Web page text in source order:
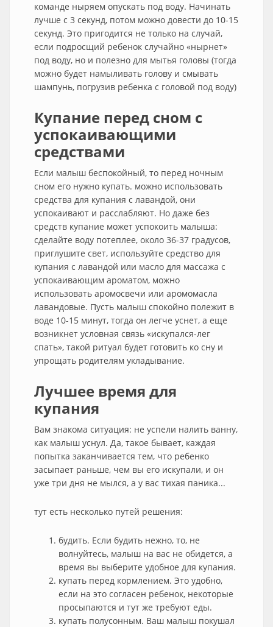
команде ныряем опускать под воду. Начинать
лучше с 3 секунд, потом можно довести до 10-15
секунд. Это пригодится не только на случай,
если подросщий ребенок случайно «нырнет»
под воду, но и полезно для мытья головы (тогда
можно будет намыливать голову и смывать
шампунь, погрузив ребенка с головой под воду)
Купание перед сном с
успокаивающими
средствами
Если малыш беспокойный, то перед ночным
сном его нужно купать. можно использовать
средства для купания с лавандой, они
успокаивают и расслабляют. Но даже без
средств купание может успокоить малыша:
сделайте воду потеплее, около 36-37 градусов,
приглушите свет, используйте средство для
купания с лавандой или масло для массажа с
успокаивающим ароматом, можно
использовать аромосвечи или аромомасла
лавандовые. Пусть малыш спокойно полежит в
воде 10-15 минут, тогда он легче уснет, а еще
возникнет условная связь «искупался-лег
спать», такой ритуал будет готовить ко сну и
упрощать родителям укладывание.
Лучшее время для
купания
Вам знакома ситуация: не успели налить ванну,
как малыш уснул. Да, такое бывает, каждая
попытка заканчивается тем, что ребенко
засыпает раньше, чем вы его искупали, и он
уже три дня не мылся, а у вас тихая паника...
тут есть несколько путей решения:
будить. Если будить нежно, то, не
волнуйтесь, малыш на вас не обидется, а
время вы выберите удобное для купания.
купать перед кормлением. Это удобно,
если на это согласен ребенок, некоторые
просыпаются и тут же требуют еды.
купать полусонным. Ваш малыш покушал